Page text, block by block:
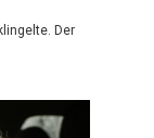
Der